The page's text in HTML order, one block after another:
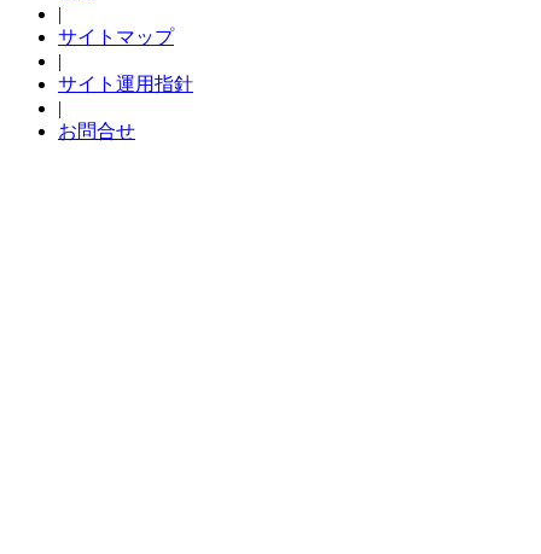
|
サイトマップ
|
サイト運用指針
|
お問合せ